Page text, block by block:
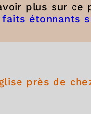
plus sur ce
étonnants
près de